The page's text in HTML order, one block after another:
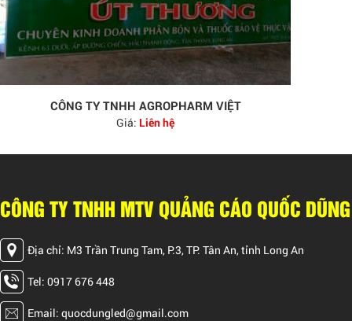
CÔNG TY TNHH AGROPHARM VIỆT
Giá: Liên hệ
CÔNG TY TNHH MTV QUẢNG CÁO QUỐC DŨNG
Địa chỉ: M3 Trần Trung Tam, P.3, TP. Tân An, tỉnh Long An
Tel: 0917 676 448
Email: quocdungled@gmail.com